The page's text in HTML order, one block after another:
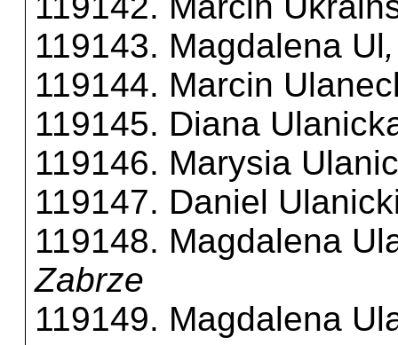
119143. Magdalena Ul
119144. Marcin
119145. Diana
119146. Marysia
119147. Daniel
119148. Magdalena
Zabrze
119149. Magdalena